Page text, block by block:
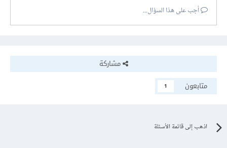
أجب على هذا السؤال...
مشاركة
متابعون
1
اذهب إلى قائمة الأسئلة